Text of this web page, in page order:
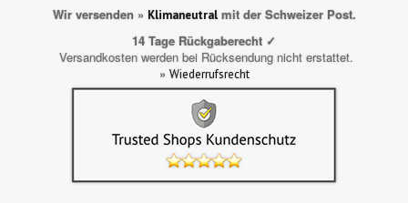
Wir versenden » Klimaneutralmit der Schweizer Post.
14 Tage Rückgaberecht ✓
Versandkosten werden bei Rücksendung nicht erstattet.
» Wiederrufsrecht